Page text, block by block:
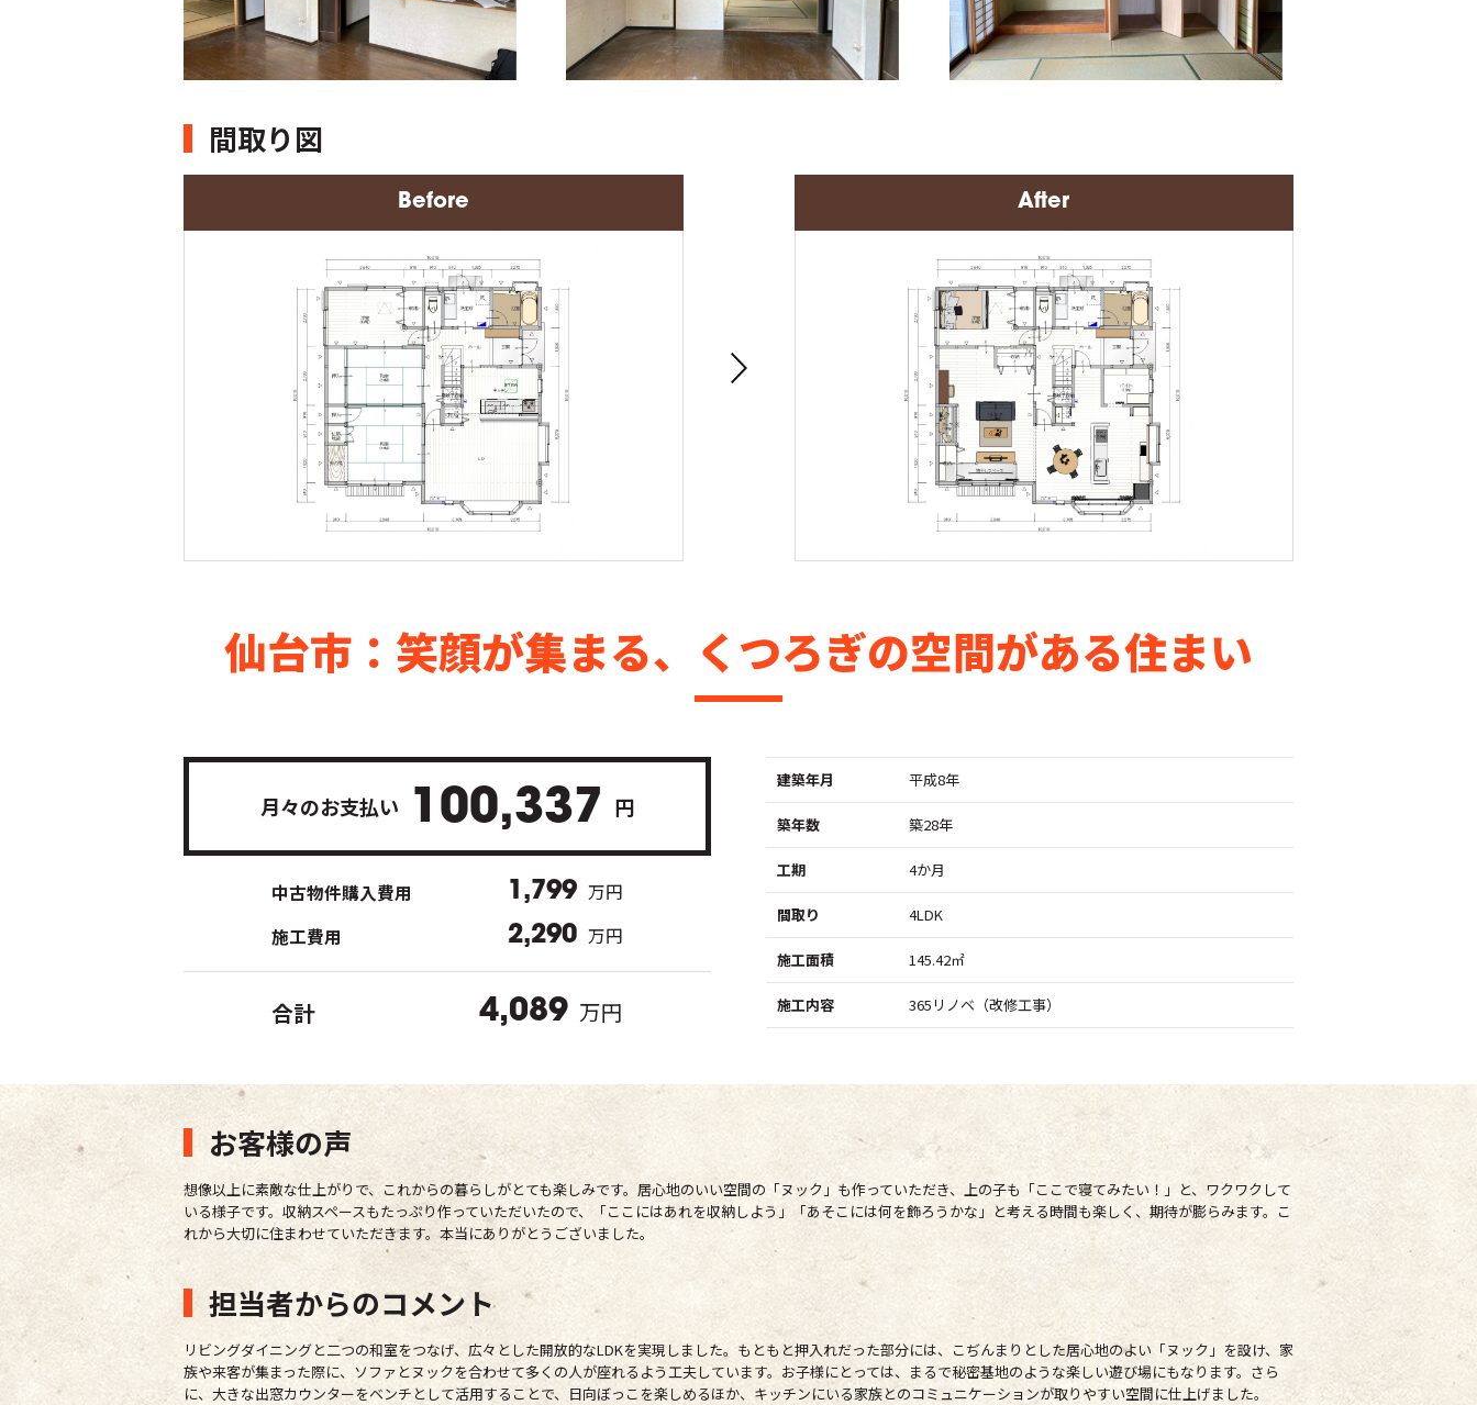
間取り図
Before After
仙台市：笑顔が集まる、くつろぎの空間がある住まい
月々のお支払い 100,337 円
中古物件購入費用 1,799 万円
施工費用
2,290 万円
合計 4,089 万円
建築年月 平成8年
築年数 築28年
工期 4か月
間取り 4LDK
施工面積 145.42㎡
施工内容 365リノベ（改修工事）
お客様の声
想像以上に素敵な仕上がりで、これからの暮らしがとても楽しみです。居心地のいい空間の「ヌック」も作っていただき、上の子も「ここで寝てみたい！」と、ワクワクして
いる様子です。収納スペースもたっぷり作っていただいたので、「ここにはあれを収納しよう」「あそこには何を飾ろうかな」と考える時間も楽しく、期待が膨らみます。こ
れから大切に住まわせていただきます。本当にありがとうございました。
担当者からのコメント
リビングダイニングと二つの和室をつなげ、広々とした開放的なLDKを実現しました。もともと押入れだった部分には、こぢんまりとした居心地のよい「ヌック」を設け、家
族や来客が集まった際に、ソファとヌックを合わせて多くの人が座れるよう工夫しています。お子様にとっては、まるで秘密基地のような楽しい遊び場にもなります。さら
に、大きな出窓カウンターをベンチとして活用することで、日向ぼっこを楽しめるほか、キッチンにいる家族とのコミュニケーションが取りやすい空間に仕上げました。